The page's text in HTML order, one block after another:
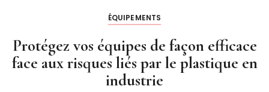
ÉQUIPEMENTS
Protégez vos équipes de façon efficace
face aux risques liés par le plastique en
industrie